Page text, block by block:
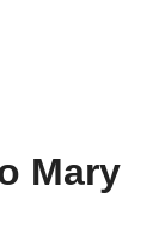
Mary